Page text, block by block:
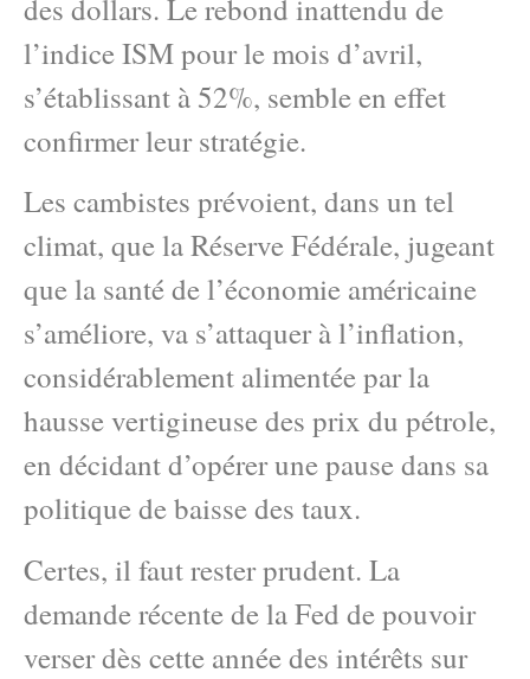
des dollars. Le rebond inattendu de
l’indice ISM pour le mois d’avril,
s’établissant à 52%, semble en effet
confirmer leur stratégie.
Les cambistes prévoient, dans un tel
climat, que la Réserve Fédérale, jugeant
que la santé de l’économie américaine
s’améliore, va s’attaquer à l’inflation,
considérablement alimentée par la
hausse vertigineuse des prix du pétrole,
en décidant d’opérer une pause dans sa
politique de baisse des taux.
Certes, il faut rester prudent. La
demande récente de la Fed de pouvoir
verser dès cette année des intérêts sur